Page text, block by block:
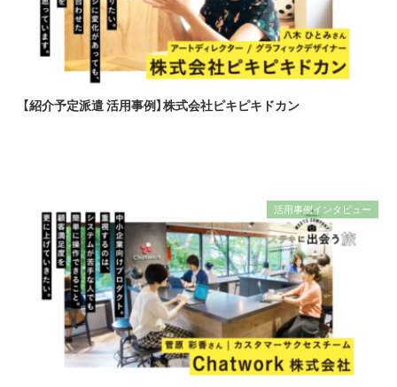
【紹介予定派遣 活用事例】株式会社ピキピキドカン
活用事例インタビュー